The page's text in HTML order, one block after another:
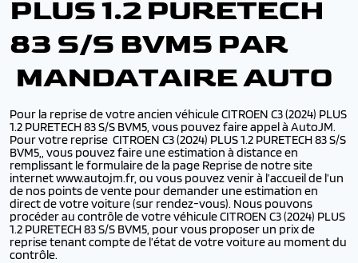
PLUS 1.2 PURETECH
83 S/S BVM5 PAR
MANDATAIRE AUTO
Pour la reprise de votre ancien véhicule CITROEN C3 (2024) PLUS
1.2 PURETECH 83 S/S BVM5, vous pouvez faire appel à AutoJM.
Pour votre reprise CITROEN C3 (2024) PLUS 1.2 PURETECH 83 S/S
BVM5,, vous pouvez faire une estimation à distance en
remplissant le formulaire de la page Reprise de notre site
internet www.autojm.fr, ou vous pouvez venir à l’accueil de l’un
de nos points de vente pour demander une estimation en
direct de votre voiture (sur rendez-vous). Nous pouvons
procéder au contrôle de votre véhicule CITROEN C3 (2024) PLUS
1.2 PURETECH 83 S/S BVM5, pour vous proposer un prix de
reprise tenant compte de l’état de votre voiture au moment du
contrôle.